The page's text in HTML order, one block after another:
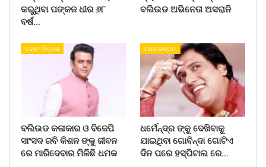
କରୁଥିବା ପଙ୍କଜ ଧୀର ୬୮
ବର୍ଷ…
ବଲିଉଡ ଅଭିନେତା ଅସରାନି
ଦେଶ- ବିଦେଶ
ବଲିଉଡ କଳାକାର ଓ ବିଜେପି
ସାଂସଦ ରବି କିଶନ ଙ୍କୁ ଜୀବନ
ରେ ମାରିଦେବାର ମିଳିଛି ଧମକ
ମନୋରଞ୍ଜନ
ଧର୍ମେନ୍ଦ୍ର ଙ୍କୁ ଦେଖିବାକୁ
ଯାଇଥିବା ଗୋବିନ୍ଦା ଗୋଟିଏ
ଦିନ ପରେ ହସ୍ପିଟାଲ ରେ…